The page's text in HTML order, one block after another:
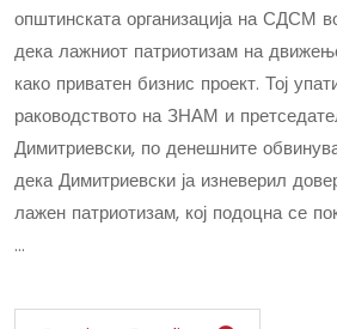
општинската организација на СДСМ
дека лажниот патриотизам на
како приватен бизнис проект. Тој
раководството на ЗНАМ и
Димитриевски, по денешните
дека Димитриевски ја изневерил
лажен патриотизам, кој подоцна се
…